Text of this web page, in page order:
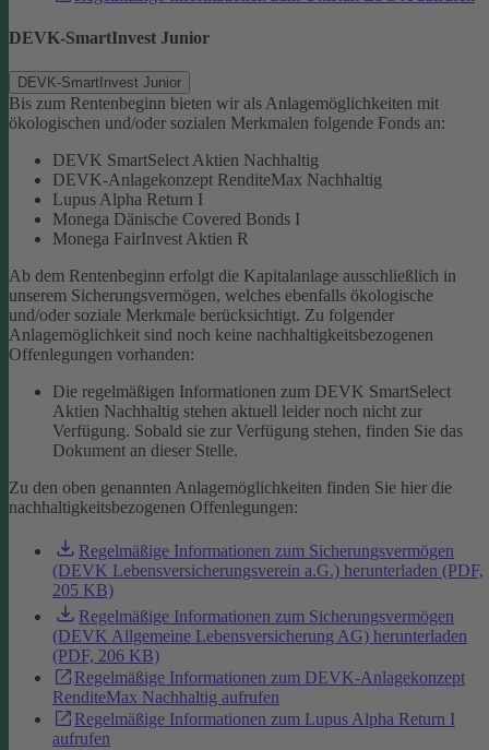
DEVK-SmartInvest Junior
DEVK-SmartInvest Junior
Bis zum Rentenbeginn bieten wir als Anlagemöglichkeiten mit
ökologischen und/oder sozialen Merkmalen folgende Fonds an:
DEVK SmartSelect Aktien Nachhaltig
DEVK-Anlagekonzept RenditeMax Nachhaltig
Lupus Alpha Return I
Monega Dänische Covered Bonds I
Monega FairInvest Aktien R
Ab dem Rentenbeginn erfolgt die Kapitalanlage ausschließlich in
unserem Sicherungsvermögen, welches ebenfalls ökologische
und/oder soziale Merkmale berücksichtigt. Zu folgender
Anlagemöglichkeit sind noch keine nachhaltigkeitsbezogenen
Offenlegungen vorhanden:
Die regelmäßigen Informationen zum DEVK SmartSelect
Aktien Nachhaltig stehen aktuell leider noch nicht zur
Verfügung. Sobald sie zur Verfügung stehen, finden Sie das
Dokument an dieser Stelle.
Zu den oben genannten Anlagemöglichkeiten finden Sie hier die
nachhaltigkeitsbezogenen Offenlegungen:
Regelmäßige Informationen zum Sicherungsvermögen
(DEVK Lebensversicherungsverein a.G.) herunterladen (PDF,
205 KB)
Regelmäßige Informationen zum Sicherungsvermögen
(DEVK Allgemeine Lebensversicherung AG) herunterladen
(PDF, 206 KB)
Regelmäßige Informationen zum DEVK-Anlagekonzept
RenditeMax Nachhaltig aufrufen
Regelmäßige Informationen zum Lupus Alpha Return I
aufrufen